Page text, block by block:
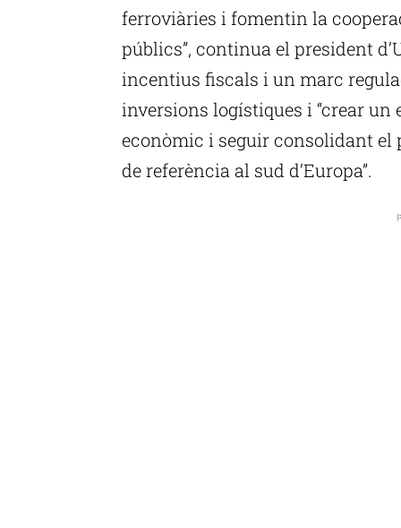
ferroviàries i fomentin la
públics”, continua el president
incentius fiscals i un marc
inversions logístiques i “crear
econòmic i seguir consolidant el
de referència al sud d’Europa”.